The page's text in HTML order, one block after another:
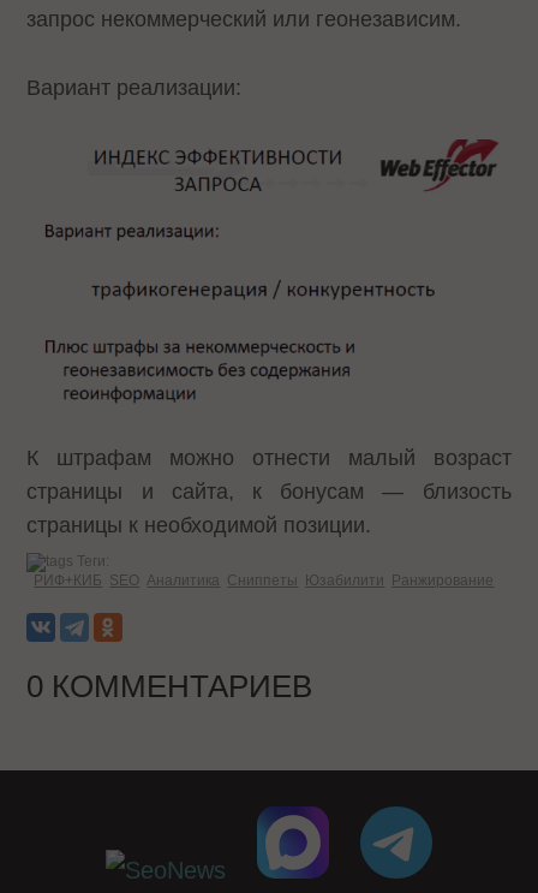
запрос некоммерческий или геонезависим.
Вариант реализации:
К штрафам можно отнести малый возраст
страницы и сайта, к бонусам — близость
страницы к необходимой позиции.
Теги:
РИФ+КИБ SEO Аналитика Сниппеты Юзабилити Ранжирование
0 КОММЕНТАРИЕВ